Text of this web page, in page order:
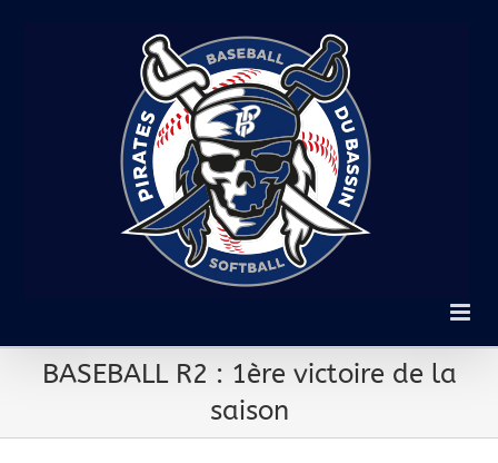
BASEBALL R2 : 1ère victoire de la
saison